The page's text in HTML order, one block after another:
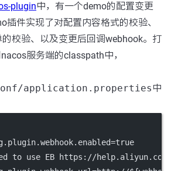
plugin中，有一个demo的配置变更
插件实现了对配置内容格式的校验、
校验、以及变更后回调webhook。打
服务端的classpath中，
application.properties 中
to use EB https://help.aliyun.com/